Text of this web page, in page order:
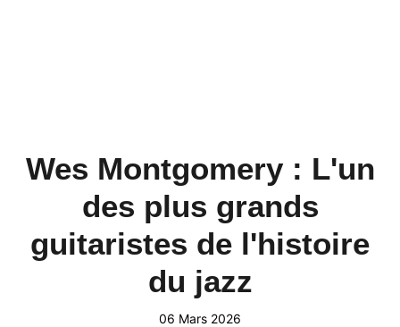
Wes Montgomery : L'un
des plus grands
guitaristes de l'histoire
du jazz
06 Mars 2026